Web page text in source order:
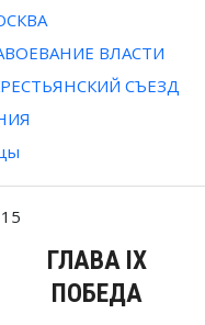
ВЛАСТИ
СЪЕЗД
ГЛАВА IX
ПОБЕДА